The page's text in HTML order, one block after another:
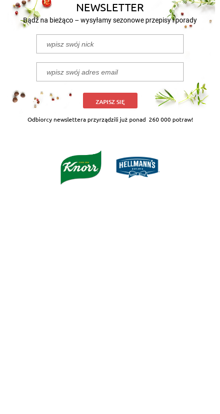
NEWSLETTER
Bądź na bieżąco – wysyłamy sezonowe przepisy i porady
ZAPISZ SIĘ
Odbiorcy newslettera przyrządzili już ponad 260 000 potraw!